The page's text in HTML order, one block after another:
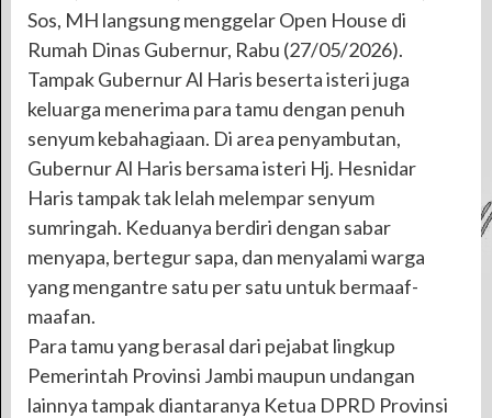
Sos, MH langsung menggelar Open House di
Rumah Dinas Gubernur, Rabu (27/05/2026).
Tampak Gubernur Al Haris beserta isteri juga
keluarga menerima para tamu dengan penuh
senyum kebahagiaan. Di area penyambutan,
Gubernur Al Haris bersama isteri Hj. Hesnidar
Haris tampak tak lelah melempar senyum
sumringah. Keduanya berdiri dengan sabar
menyapa, bertegur sapa, dan menyalami warga
yang mengantre satu per satu untuk bermaaf-
maafan.
Para tamu yang berasal dari pejabat lingkup
Pemerintah Provinsi Jambi maupun undangan
lainnya tampak diantaranya Ketua DPRD Provinsi